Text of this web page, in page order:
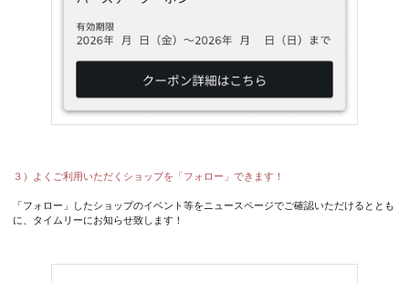
３）よくご利用いただくショップを「フォロー」できます！
「フォロー」したショップのイベント等をニュースページでご確認いただけるととも
に、タイムリーにお知らせ致します！